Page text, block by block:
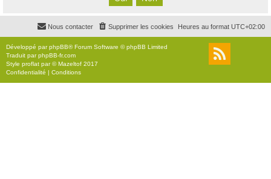
c
Heures au format UTC+02:00
Supprimer les cookies
Nous contacter
Développé parphpBB® Forum Software © phpBB Limited
Traduit parphpBB-fr.com
Style proflat par ©Mazeltof 2017
Confidentialité | Conditions